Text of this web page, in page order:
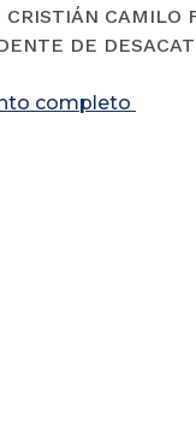
CAMILO
DE
completo